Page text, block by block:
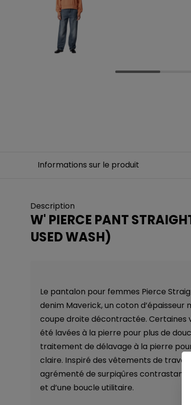
Informations sur le produit
Description
W' PIERCE PANT
USED WASH)
Le pantalon pour femmes Pierce
denim Maverick, un coton d’épaisseur
coupe droite décontractée. Certaines
été lavées à la pierre pour plus de
traitement de délavage à la pierre
claire. Inspiré des vêtements de travail
agrémenté de surpiqûres
et d’une boucle utilitaire.